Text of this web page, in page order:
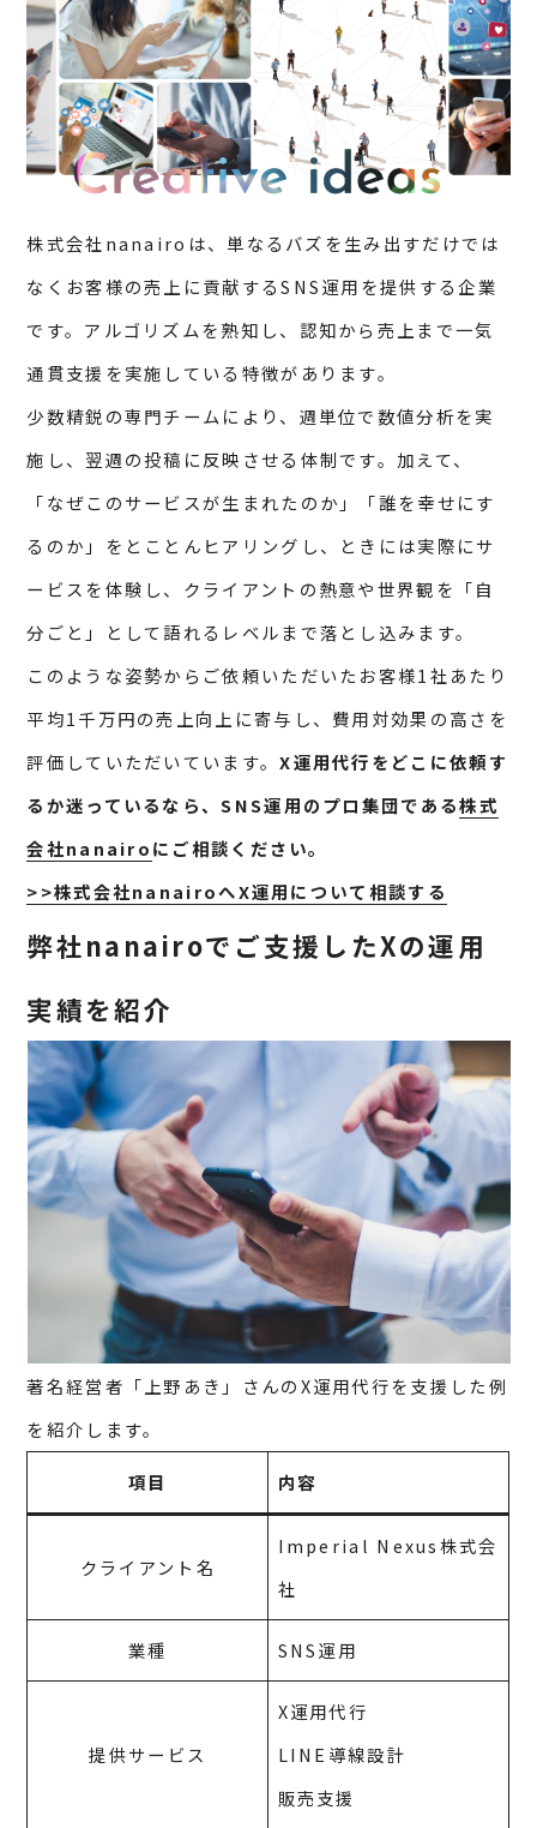
株式会社nanairoは、単なるバズを生み出すだけでは
なくお客様の売上に貢献するSNS運用を提供する企業
です。アルゴリズムを熟知し、認知から売上まで一気
通貫支援を実施している特徴があります。
少数精鋭の専門チームにより、週単位で数値分析を実
施し、翌週の投稿に反映させる体制です。加えて、
「なぜこのサービスが生まれたのか」「誰を幸せにす
るのか」をとことんヒアリングし、ときには実際にサ
ービスを体験し、クライアントの熱意や世界観を「自
分ごと」として語れるレベルまで落とし込みます。
このような姿勢からご依頼いただいたお客様1社あたり
平均1千万円の売上向上に寄与し、費用対効果の高さを
評価していただいています。X運用代行をどこに依頼す
るか迷っているなら、SNS運用のプロ集団である株式
会社nanairoにご相談ください。
>>株式会社nanairoへX運用について相談する
弊社nanairoでご支援したXの運用
実績を紹介
著名経営者「上野あき」さんのX運用代行を支援した例
を紹介します。
項目 内容
クライアント名
Imperial Nexus株式会
社
業種 SNS運用
提供サービス
X運用代行
LINE導線設計
販売支援